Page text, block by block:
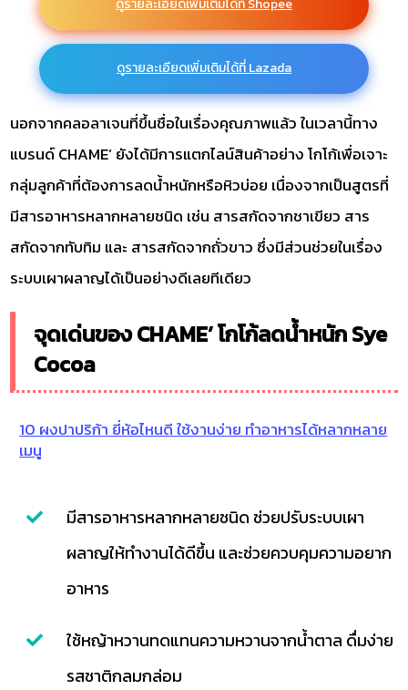
ดูรายละเอียดเพิ่มเติมได้ที่ Shopee
ดูรายละเอียดเพิ่มเติมได้ที่ Lazada
นอกจากคลอลาเจนที่ขึ้นชื่อในเรื่องคุณภาพแล้ว ในเวลานี้ทาง
แบรนด์ CHAME’ ยังได้มีการแตกไลน์สินค้าอย่าง โกโก้เพื่อเจาะ
กลุ่มลูกค้าที่ต้องการลดน้ำหนักหรือหิวบ่อย เนื่องจากเป็นสูตรที่
มีสารอาหารหลากหลายชนิด เช่น สารสกัดจากชาเขียว สาร
สกัดจากทับทิม และ สารสกัดจากถั่วขาว ซึ่งมีส่วนช่วยในเรื่อง
ระบบเผาผลาญได้เป็นอย่างดีเลยทีเดียว
จุดเด่นของ CHAME’ โกโก้ลดน้ำหนัก Sye
Cocoa
10 ผงปาปริก้า ยี่ห้อไหนดี ใช้งานง่าย ทำอาหารได้หลากหลาย
เมนู
มีสารอาหารหลากหลายชนิด ช่วยปรับระบบเผา
ผลาญให้ทำงานได้ดีขึ้น และช่วยควบคุมความอยาก
อาหาร
ใช้หญ้าหวานทดแทนความหวานจากน้ำตาล ดื่มง่าย
รสชาติกลมกล่อม